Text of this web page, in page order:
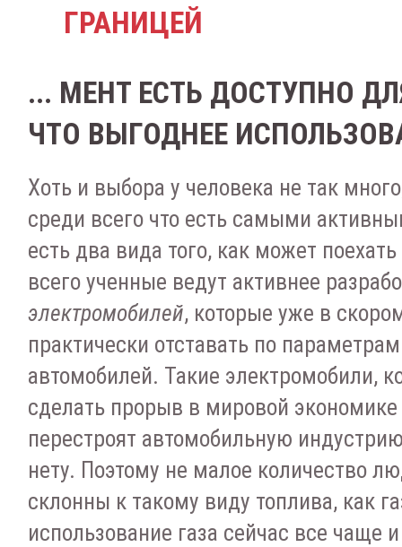
ГРАНИЦЕЙ
... МЕНТ ЕСТЬ ДОСТУПНО
ЧТО ВЫГОДНЕЕ
Хоть и выбора у человека не так
среди всего что есть самыми
есть два вида того, как может
всего ученные ведут активнее
электромобилей, которые уже в
практически отставать по
автомобилей. Такие электромобили,
сделать прорыв в мировой
перестроят автомобильную
нету. Поэтому не малое количество
склонны к такому виду топлива, как
использование газа сейчас все чаще